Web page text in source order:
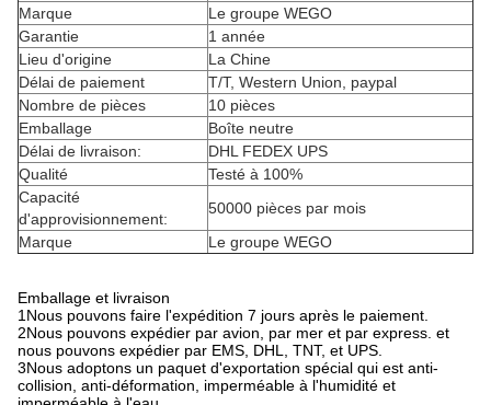
Marque
Le groupe WEGO
Garantie
1 année
Lieu d'origine
La Chine
Délai de paiement
T/T, Western Union, paypal
Nombre de pièces
10 pièces
Emballage
Boîte neutre
Délai de livraison:
DHL FEDEX UPS
Qualité
Testé à 100%
Capacité
d'approvisionnement:
50000 pièces par mois
Marque
Le groupe WEGO
Emballage et livraison
1Nous pouvons faire l'expédition 7 jours après le paiement.
2Nous pouvons expédier par avion, par mer et par express. et
nous pouvons expédier par EMS, DHL, TNT, et UPS.
3Nous adoptons un paquet d'exportation spécial qui est anti-
collision, anti-déformation, imperméable à l'humidité et